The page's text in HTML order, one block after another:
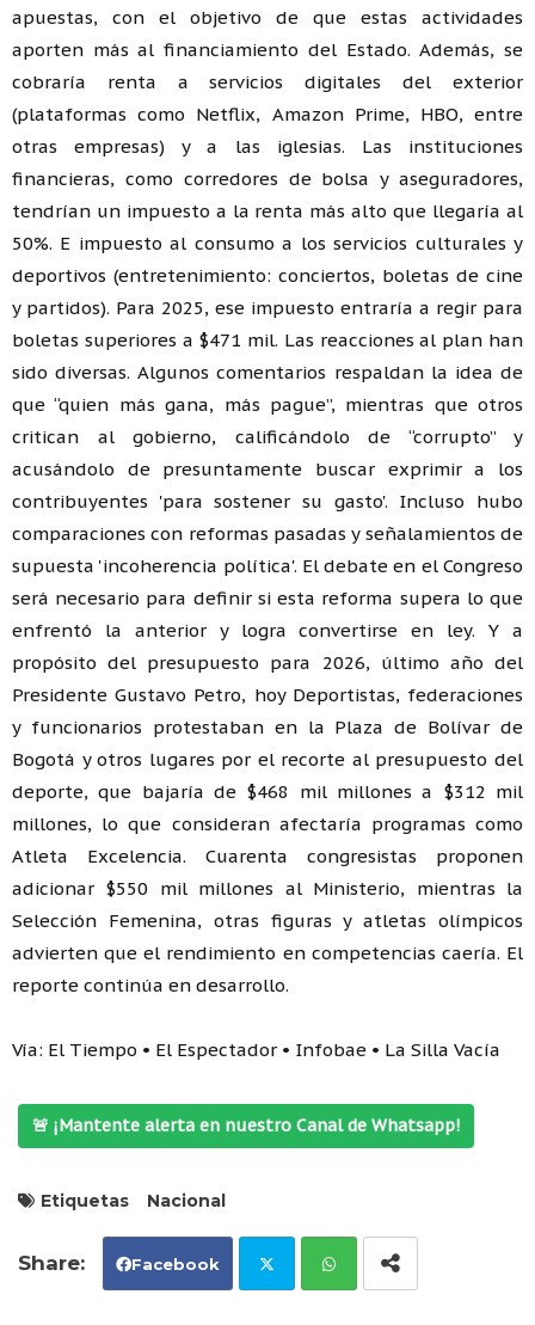
apuestas, con el objetivo de que estas actividades
aporten más al financiamiento del Estado. Además, se
cobraría renta a servicios digitales del exterior
(plataformas como Netflix, Amazon Prime, HBO, entre
otras empresas) y a las iglesias. Las instituciones
financieras, como corredores de bolsa y aseguradores,
tendrían un impuesto a la renta más alto que llegaría al
50%. E impuesto al consumo a los servicios culturales y
deportivos (entretenimiento: conciertos, boletas de cine
y partidos). Para 2025, ese impuesto entraría a regir para
boletas superiores a $471 mil. Las reacciones al plan han
sido diversas. Algunos comentarios respaldan la idea de
que “quien más gana, más pague”, mientras que otros
critican al gobierno, calificándolo de “corrupto” y
acusándolo de presuntamente buscar exprimir a los
contribuyentes 'para sostener su gasto'. Incluso hubo
comparaciones con reformas pasadas y señalamientos de
supuesta 'incoherencia política'. El debate en el Congreso
será necesario para definir si esta reforma supera lo que
enfrentó la anterior y logra convertirse en ley. Y a
propósito del presupuesto para 2026, último año del
Presidente Gustavo Petro, hoy Deportistas, federaciones
y funcionarios protestaban en la Plaza de Bolívar de
Bogotá y otros lugares por el recorte al presupuesto del
deporte, que bajaría de $468 mil millones a $312 mil
millones, lo que consideran afectaría programas como
Atleta Excelencia. Cuarenta congresistas proponen
adicionar $550 mil millones al Ministerio, mientras la
Selección Femenina, otras figuras y atletas olímpicos
advierten que el rendimiento en competencias caería. El
reporte continúa en desarrollo.
Vía: El Tiempo • El Espectador • Infobae • La Silla Vacía
🚨 ¡Mantente alerta en nuestro Canal de Whatsapp!
Etiquetas Nacional
Facebook